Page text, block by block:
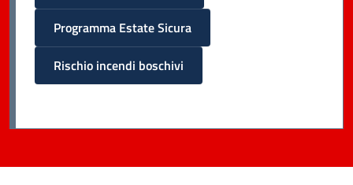
Programma Estate Sicura
Rischio incendi boschivi